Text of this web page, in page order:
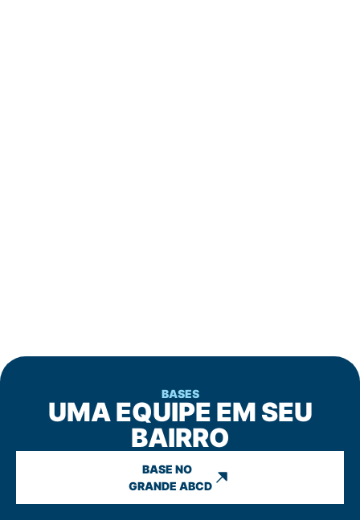
BASES
UMA EQUIPE EM SEU
BAIRRO
BASE NO
GRANDE ABCD